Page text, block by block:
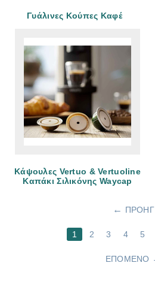
Γυάλινες Κούπες Καφέ
Κάψουλες Vertuo & Vertuoline
Καπάκι Σιλικόνης Waycap
ΠΡΟΗΓ
1 2 3 4 5
ΕΠΌΜΕΝΟ